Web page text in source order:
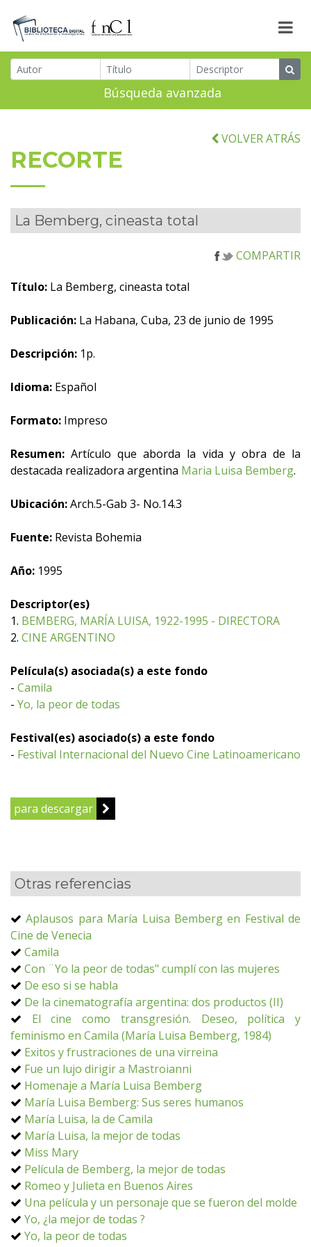
Búsqueda avanzada
VOLVER ATRÁS
RECORTE
La Bemberg, cineasta total
COMPARTIR
Título: La Bemberg, cineasta total
Publicación: La Habana, Cuba, 23 de junio de 1995
Descripción: 1p.
Idioma: Español
Formato: Impreso
Resumen: Artículo que aborda la vida y obra de la
destacada realizadora argentina Maria Luisa Bemberg.
Ubicación:Arch.5-Gab 3- No.14.3
Fuente: Revista Bohemia
Año: 1995
Descriptor(es)
1. BEMBERG, MARÍA LUISA, 1922-1995 - DIRECTORA
2. CINE ARGENTINO
Película(s) asociada(s) a este fondo
- Camila
- Yo, la peor de todas
Festival(es) asociado(s) a este fondo
- Festival Internacional del Nuevo Cine Latinoamericano
para descargar
Otras referencias
Aplausos para María Luisa Bemberg en Festival de
Cine de Venecia
Camila
Con ¨Yo la peor de todas" cumplí con las mujeres
De eso si se habla
De la cinematografía argentina: dos productos (II)
El cine como transgresión. Deseo, política y
feminismo en Camila (María Luisa Bemberg, 1984)
Exitos y frustraciones de una virreina
Fue un lujo dirigir a Mastroianni
Homenaje a María Luisa Bemberg
María Luisa Bemberg: Sus seres humanos
María Luisa, la de Camila
María Luisa, la mejor de todas
Miss Mary
Película de Bemberg, la mejor de todas
Romeo y Julieta en Buenos Aires
Una película y un personaje que se fueron del molde
Yo, ¿la mejor de todas ?
Yo, la peor de todas